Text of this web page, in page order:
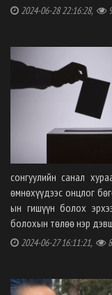
2024-06-28 22:16:28,
сонгуулийн санал
өмнөхүүдээс онцлог
ын гишүүн болох
болохын төлөө нэр
2024-06-27 16:11:21,